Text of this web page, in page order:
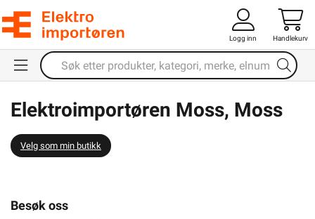
Logg inn Handlekurv
Elektroimportøren Moss, Moss
Velg som min butikk
Besøk oss